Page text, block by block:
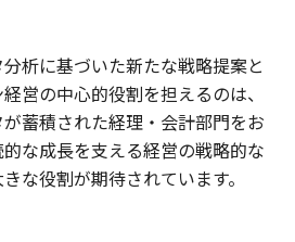
析に基づいた新たな戦略提案と
営の中心的役割を担えるのは、
蓄積された経理・会計部門をお
な成長を支える経営の戦略的な
な役割が期待されています。